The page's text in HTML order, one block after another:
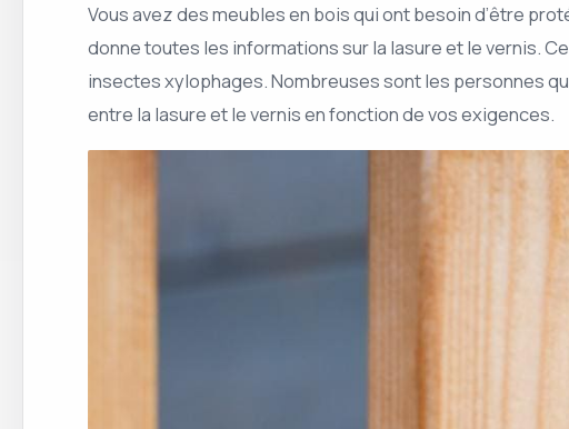
Vous avez des meubles en bois qui ont besoin d’être
donne toutes les informations sur la lasure et le vernis.
insectes xylophages. Nombreuses sont les personnes
entre la lasure et le vernis en fonction de vos exigences.